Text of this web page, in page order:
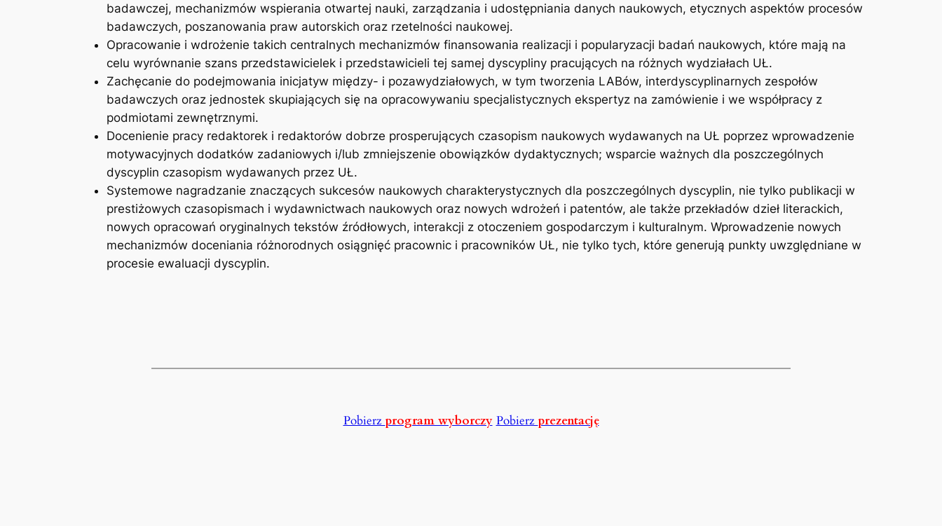
badawczej, mechanizmów wspierania otwartej nauki, zarządzania i udostępniania danych naukowych, etycznych aspektów procesów
badawczych, poszanowania praw autorskich oraz rzetelności naukowej.
Opracowanie i wdrożenie takich centralnych mechanizmów finansowania realizacji i popularyzacji badań naukowych, które mają na
celu wyrównanie szans przedstawicielek i przedstawicieli tej samej dyscypliny pracujących na różnych wydziałach UŁ.
Zachęcanie do podejmowania inicjatyw między- i pozawydziałowych, w tym tworzenia LABów, interdyscyplinarnych zespołów
badawczych oraz jednostek skupiających się na opracowywaniu specjalistycznych ekspertyz na zamówienie i we współpracy z
podmiotami zewnętrznymi.
Docenienie pracy redaktorek i redaktorów dobrze prosperujących czasopism naukowych wydawanych na UŁ poprzez wprowadzenie
motywacyjnych dodatków zadaniowych i/lub zmniejszenie obowiązków dydaktycznych; wsparcie ważnych dla poszczególnych
dyscyplin czasopism wydawanych przez UŁ.
Systemowe nagradzanie znaczących sukcesów naukowych charakterystycznych dla poszczególnych dyscyplin, nie tylko publikacji w
prestiżowych czasopismach i wydawnictwach naukowych oraz nowych wdrożeń i patentów, ale także przekładów dzieł literackich,
nowych opracowań oryginalnych tekstów źródłowych, interakcji z otoczeniem gospodarczym i kulturalnym. Wprowadzenie nowych
mechanizmów doceniania różnorodnych osiągnięć pracownic i pracowników UŁ, nie tylko tych, które generują punkty uwzględniane w
procesie ewaluacji dyscyplin.
Pobierz program wyborczy Pobierz prezentację